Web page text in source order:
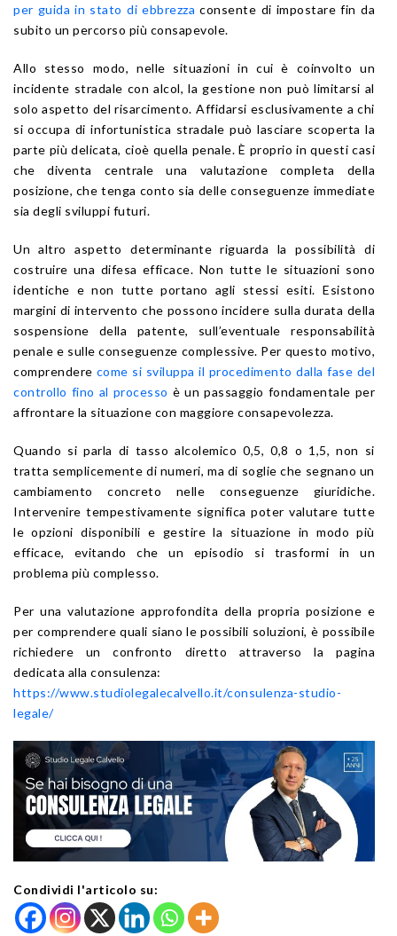
per guida in stato di ebbrezza consente di impostare fin da
subito un percorso più consapevole.
Allo stesso modo, nelle situazioni in cui è coinvolto un
incidente stradale con alcol, la gestione non può limitarsi al
solo aspetto del risarcimento. Affidarsi esclusivamente a chi
si occupa di infortunistica stradale può lasciare scoperta la
parte più delicata, cioè quella penale. È proprio in questi casi
che diventa centrale una valutazione completa della
posizione, che tenga conto sia delle conseguenze immediate
sia degli sviluppi futuri.
Un altro aspetto determinante riguarda la possibilità di
costruire una difesa efficace. Non tutte le situazioni sono
identiche e non tutte portano agli stessi esiti. Esistono
margini di intervento che possono incidere sulla durata della
sospensione della patente, sull’eventuale responsabilità
penale e sulle conseguenze complessive. Per questo motivo,
comprendere come si sviluppa il procedimento dalla fase del
controllo fino al processo è un passaggio fondamentale per
affrontare la situazione con maggiore consapevolezza.
Quando si parla di tasso alcolemico 0,5, 0,8 o 1,5, non si
tratta semplicemente di numeri, ma di soglie che segnano un
cambiamento concreto nelle conseguenze giuridiche.
Intervenire tempestivamente significa poter valutare tutte
le opzioni disponibili e gestire la situazione in modo più
efficace, evitando che un episodio si trasformi in un
problema più complesso.
Per una valutazione approfondita della propria posizione e
per comprendere quali siano le possibili soluzioni, è possibile
richiedere un confronto diretto attraverso la pagina
dedicata alla consulenza:
https://www.studiolegalecalvello.it/consulenza-studio-
legale/
Condividi l'articolo su: